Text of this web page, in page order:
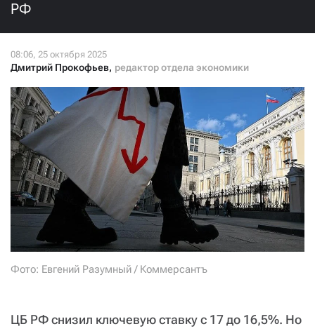
РФ
Дмитрий Прокофьев, редактор отдела экономики
Фото: Евгений Разумный / Коммерсантъ
ЦБ РФ снизил ключевую ставку с 17 до 16,5%. Но
Нажимая кнопку «Стать соучастником»,
я принимаю
и подтверждаю свое гражданство РФ
СТАТЬ СОУЧАСТНИКОМ
ПОДЕЛИТЬСЯ С ДРУЗЬЯМИ
Если у вас есть вопросы, пишите donate@novayagazeta.ruили
звоните:
+7 (929) 612-03-68